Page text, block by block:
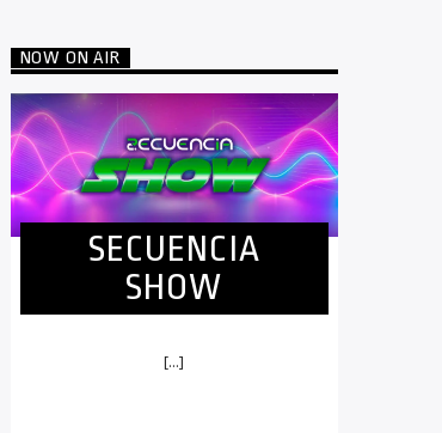
NOW ON AIR
SECUENCIA
SHOW
[...]